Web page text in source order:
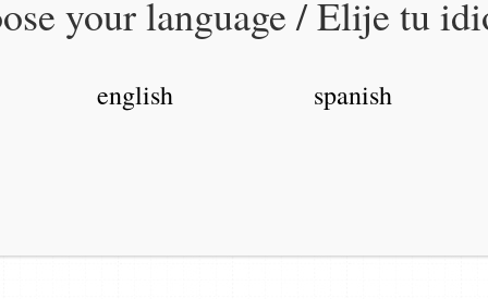
your language / Elije tu
english spanish